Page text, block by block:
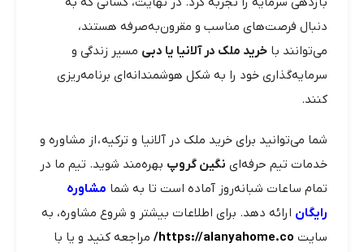
دنبال فرصت‌های مناسب و مقرون‌به‌صرفه هستند،
می‌توانند با خرید ملک در آلانیا یا دبی مسیر زندگی و
سرمایه‌گذاری خود را به شکل هوشمندانه‌ای برنامه‌ریزی
کنند.
شما می‌توانید برای خرید ملک در آلانیا و ترکیه ، از مشاوره و
خدمات تیم حرفه‌ای نگین گروپ بهره‌مند شوید. تیم ما در
تمام ساعات شبانه‌روز آماده است تا به شما مشاوره
رایگان ارائه دهد. برای اطلاعات بیشتر و شروع مشاوره، به
سایت https://alanyahome.co/ مراجعه کنید و یا با